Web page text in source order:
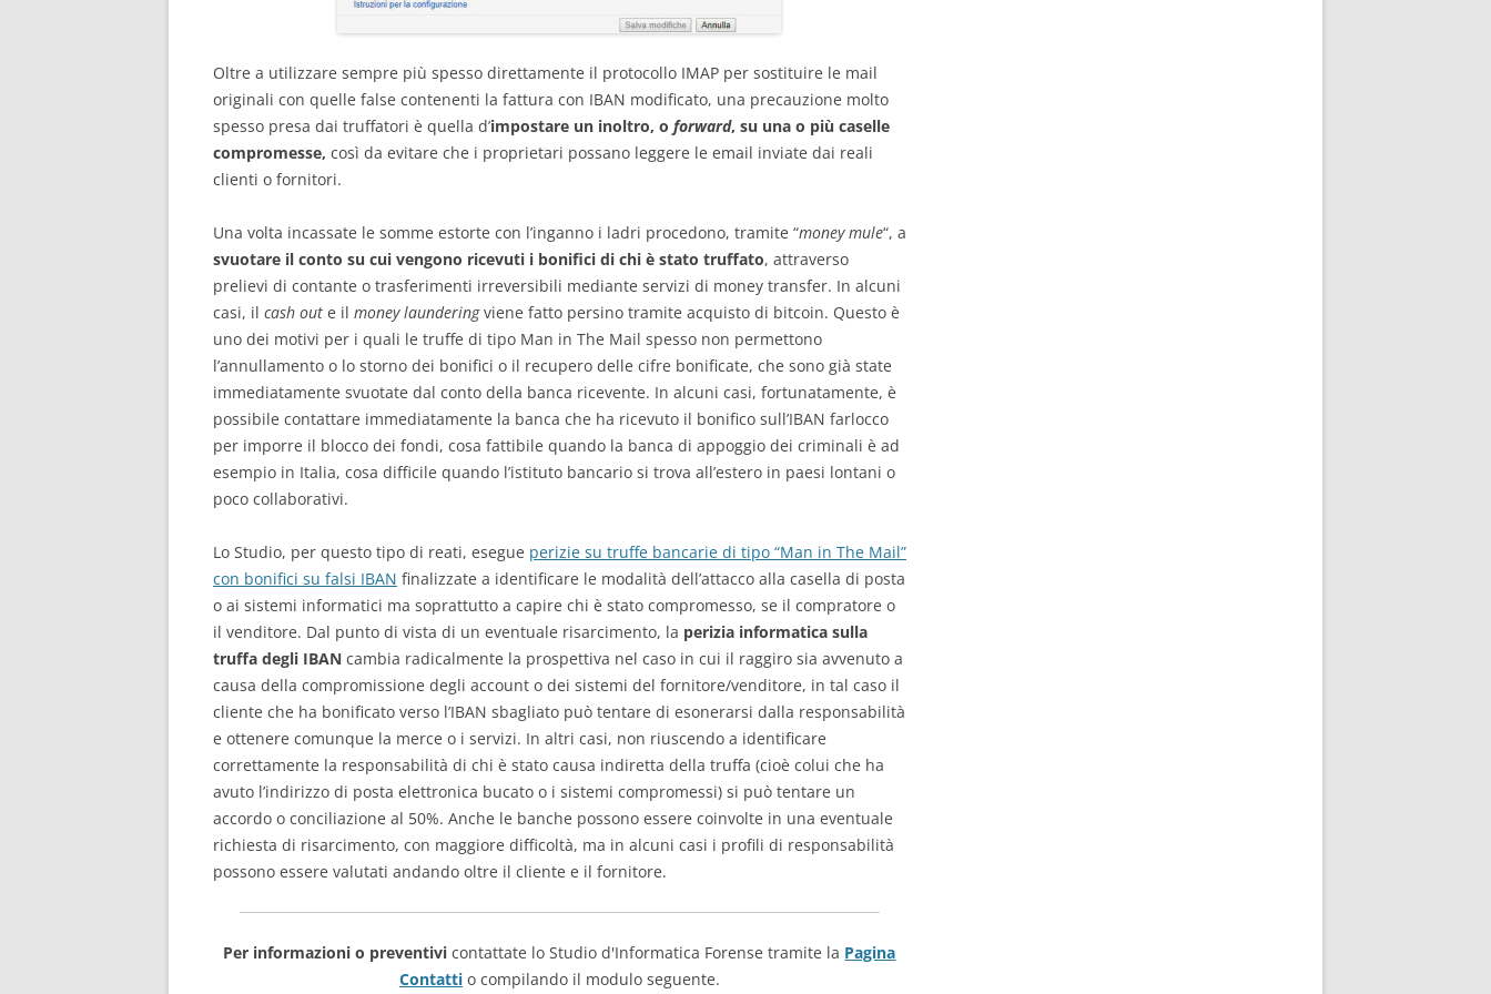
Oltre a utilizzare sempre più spesso direttamente il protocollo IMAP per sostituire le mail
originali con quelle false contenenti la fattura con IBAN modificato, una precauzione molto
spesso presa dai truffatori è quella d’impostare un inoltro, o forward, su una o più caselle
compromesse, così da evitare che i proprietari possano leggere le email inviate dai reali
clienti o fornitori.
Una volta incassate le somme estorte con l’inganno i ladri procedono, tramite “money mule“, a
svuotare il conto su cui vengono ricevuti i bonifici di chi è stato truffato, attraverso
prelievi di contante o trasferimenti irreversibili mediante servizi di money transfer. In alcuni
casi, il cash out e il money launderingviene fatto persino tramite acquisto di bitcoin. Questo è
uno dei motivi per i quali le truffe di tipo Man in The Mail spesso non permettono
l’annullamento o lo storno dei bonifici o il recupero delle cifre bonificate, che sono già state
immediatamente svuotate dal conto della banca ricevente. In alcuni casi, fortunatamente, è
possibile contattare immediatamente la banca che ha ricevuto il bonifico sull’IBAN farlocco
per imporre il blocco dei fondi, cosa fattibile quando la banca di appoggio dei criminali è ad
esempio in Italia, cosa difficile quando l’istituto bancario si trova all’estero in paesi lontani o
poco collaborativi.
Lo Studio, per questo tipo di reati, esegue perizie su truffe bancarie di tipo “Man in The Mail”
con bonifici su falsi IBAN finalizzate a identificare le modalità dell’attacco alla casella di posta
o ai sistemi informatici ma soprattutto a capire chi è stato compromesso, se il compratore o
il venditore. Dal punto di vista di un eventuale risarcimento, la perizia informatica sulla
truffa degli IBAN cambia radicalmente la prospettiva nel caso in cui il raggiro sia avvenuto a
causa della compromissione degli account o dei sistemi del fornitore/venditore, in tal caso il
cliente che ha bonificato verso l’IBAN sbagliato può tentare di esonerarsi dalla responsabilità
e ottenere comunque la merce o i servizi. In altri casi, non riuscendo a identificare
correttamente la responsabilità di chi è stato causa indiretta della truffa (cioè colui che ha
avuto l’indirizzo di posta elettronica bucato o i sistemi compromessi) si può tentare un
accordo o conciliazione al 50%. Anche le banche possono essere coinvolte in una eventuale
richiesta di risarcimento, con maggiore difficoltà, ma in alcuni casi i profili di responsabilità
possono essere valutati andando oltre il cliente e il fornitore.
Per informazioni o preventivi contattate lo Studio d'Informatica Forense tramite la Pagina
Contattio compilando il modulo seguente.